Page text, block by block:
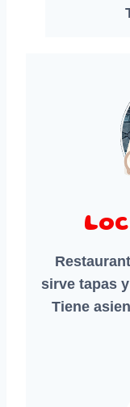
sirve tapas
Tiene